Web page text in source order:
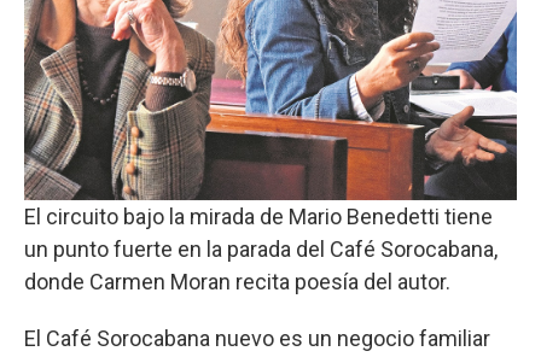
El circuito bajo la mirada de Mario Benedetti tiene
un punto fuerte en la parada del Café Sorocabana,
donde Carmen Moran recita poesía del autor.
El Café Sorocabana nuevo es un negocio familiar